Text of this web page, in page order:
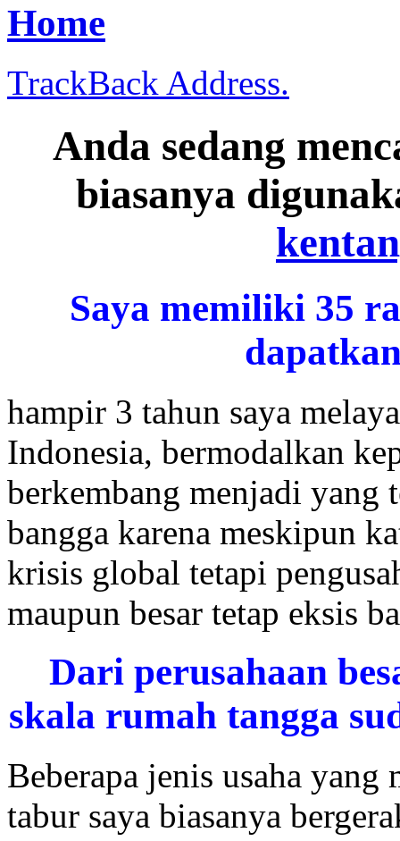
Home
TrackBack Address.
Anda sedang
biasanya
Saya memiliki 35
hampir 3 tahun saya
Indonesia, bermodalkan
berkembang menjadi yang
bangga karena meskipun
krisis global tetapi
maupun besar tetap eksis
Dari perusahaan
skala rumah tangga
Beberapa jenis usaha
tabur saya biasanya